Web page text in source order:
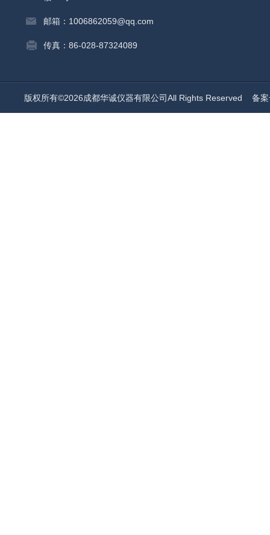
邮箱：1006862059@qq.com
传真：86-028-87324089
版权所有©2026成都华诚仪器有限公司All Rights Reserved 备